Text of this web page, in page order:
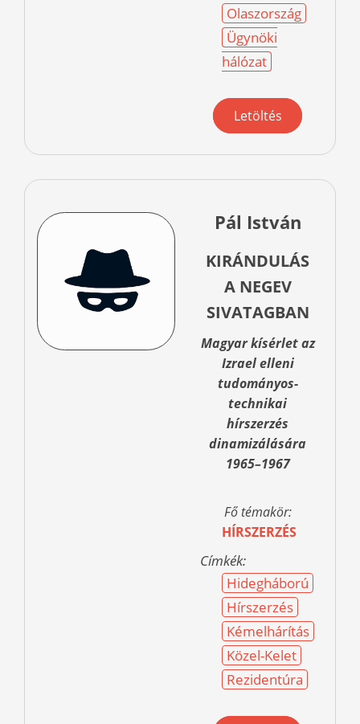
Olaszország
Ügynöki
hálózat
Letöltés
Pál István
KIRÁNDULÁS
A NEGEV
SIVATAGBAN
Magyar kísérlet az
Izrael elleni
tudományos-
technikai
hírszerzés
dinamizálására
1965–1967
Fő témakör:
HÍRSZERZÉS
Címkék:
Hidegháború
Hírszerzés
Kémelhárítás
Közel-Kelet
Rezidentúra